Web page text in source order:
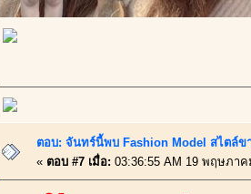
ตอบ: จันทร์นี้พบ Fashion Model สไตล์ข
« ตอบ #7 เมื่อ: 03:36:55 AM 19 พฤษภาค